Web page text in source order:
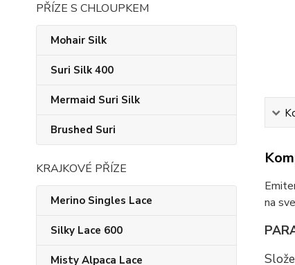
PŘÍZE S CHLOUPKEM
Mohair Silk
Suri Silk 400
Mermaid Suri Silk
Brushed Suri
KRAJKOVÉ PŘÍZE
Merino Singles Lace
Silky Lace 600
Misty Alpaca Lace
na